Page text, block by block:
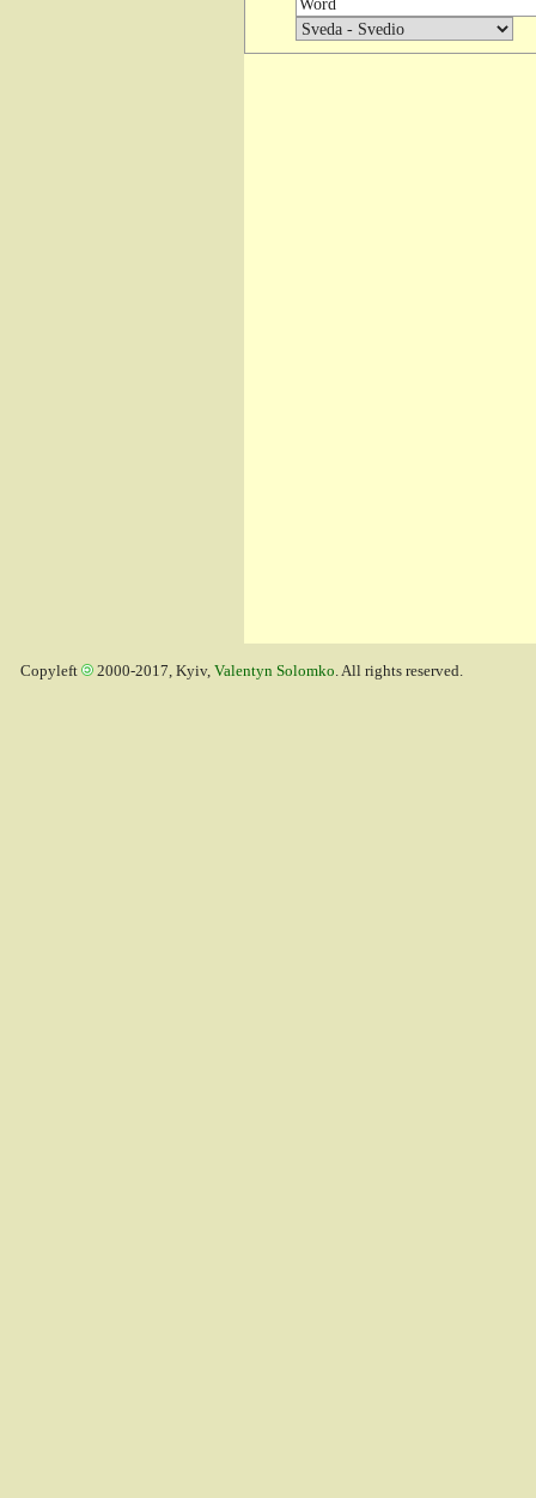
Copyleft 2000-2017, Kyiv, Valentyn Solomko. All rights reserved.